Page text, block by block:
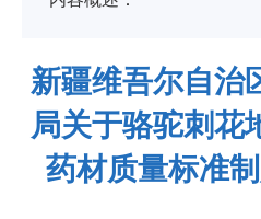
新疆维吾尔自治
局关于骆驼刺花
药材质量标准